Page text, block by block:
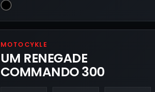
MOTOCYKLE
UM RENEGADE
COMMANDO 300